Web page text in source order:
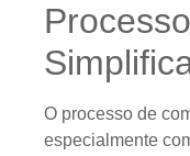
O processo de
especialmente